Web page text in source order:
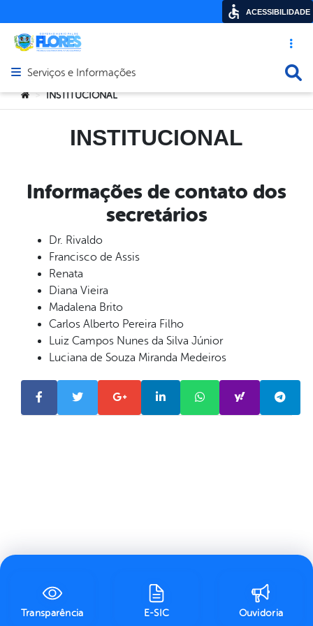
Acesso
Abrir menu principal de navegação
Serviços e Informações
Você está aqui:
> INSTITUCIONAL
INSTITUCIONAL
Informações de contato dos
secretários
Dr. Rivaldo
Francisco de Assis
Renata
Diana Vieira
Madalena Brito
Carlos Alberto Pereira Filho
Luiz Campos Nunes da Silva Júnior
Luciana de Souza Miranda Medeiros
Transparência E-SIC Ouvidoria
ACESSIBILIDADE